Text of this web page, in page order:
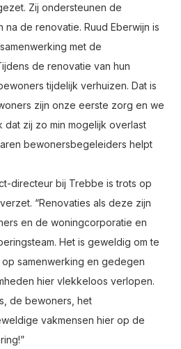
Zij ondersteunen de
de renovatie. Ruud Eberwijn is
met de
de renovatie van hun
tijdelijk verhuizen. Dat is
zijn onze eerste zorg en we
zij zo min mogelijk overlast
bewonersbegeleiders helpt
directeur bij Trebbe is trots op
“Renovaties als deze zijn
en de woningcorporatie en
Het is geweldig om te
samenwerking en gedegen
hier vlekkeloos verlopen.
de bewoners, het
vakmensen hier op de